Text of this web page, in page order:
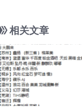
相关文章